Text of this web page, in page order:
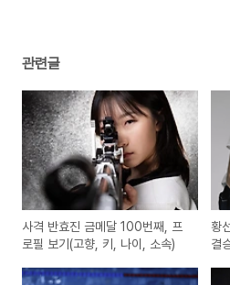
관련글
사격 반효진 금메달 100번째, 프
로필 보기(고향, 키, 나이, 소속)
황
결